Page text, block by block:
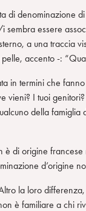
di denominazione
sembra essere
a una traccia
accento -:
in termini che
vieni? I tuoi
della famiglia
è di origine
d’origine
la loro
è familiare a chi